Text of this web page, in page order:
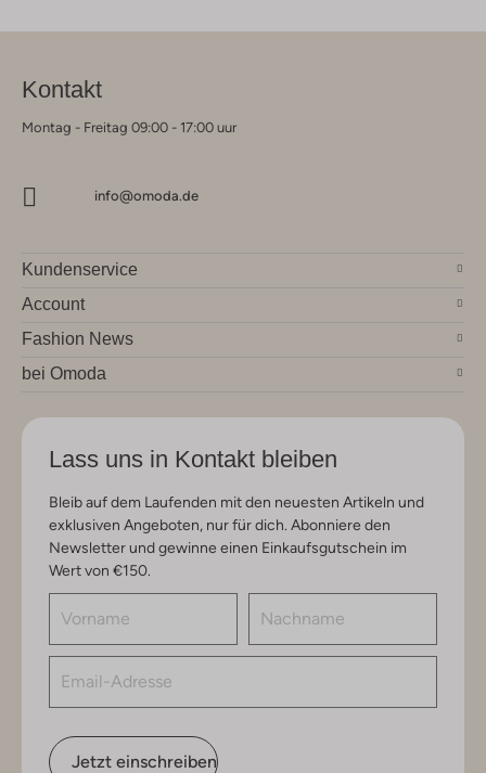
Kontakt
Montag - Freitag 09:00 - 17:00 uur
info@omoda.de
Kundenservice
Account
Fashion News
bei Omoda
Lass uns in Kontakt bleiben
Bleib auf dem Laufenden mit den neuesten Artikeln und
exklusiven Angeboten, nur für dich. Abonniere den
Newsletter und gewinne einen Einkaufsgutschein im
Wert von €150.
Jetzt einschreiben